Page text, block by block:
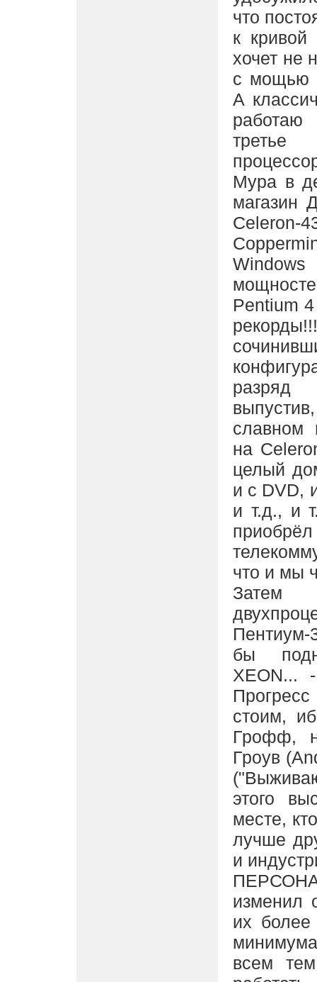
что
к кривой
хочет не
с мощью
А
работаю
Мура в
магазин
Pentium
разряд
славном
на
целый
и с DVD,
и т.д., и
что и мы
бы
XEON...
стоим,
Грофф,
Гроув
этого
месте,
лучше
и
изменил
их более
всем